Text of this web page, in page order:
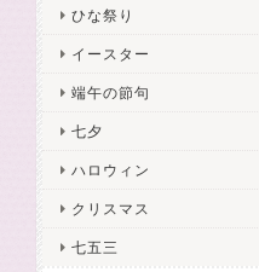
ひな祭り
イースター
端午の節句
七夕
ハロウィン
クリスマス
七五三